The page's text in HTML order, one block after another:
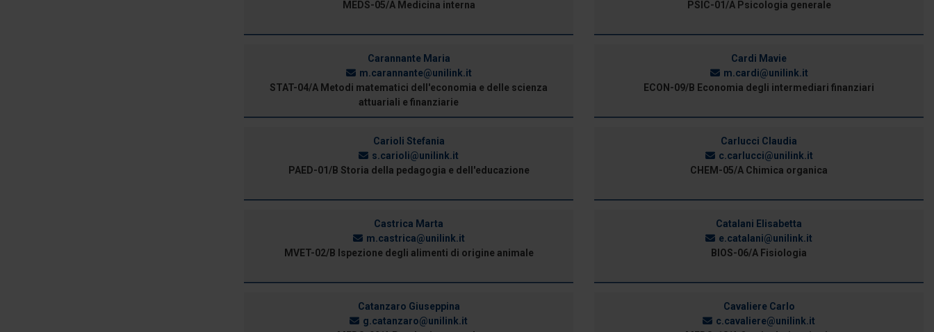
MEDS-05/A Medicina interna
PSIC-01/A Psicologia generale
Carannante Maria
m.carannante@unilink.it
STAT-04/A Metodi matematici dell'economia e delle scienza
attuariali e finanziarie
Cardi Mavie
m.cardi@unilink.it
ECON-09/B Economia degli intermediari finanziari
Carioli Stefania
s.carioli@unilink.it
PAED-01/B Storia della pedagogia e dell'educazione
Carlucci Claudia
c.carlucci@unilink.it
CHEM-05/A Chimica organica
Castrica Marta
m.castrica@unilink.it
MVET-02/B Ispezione degli alimenti di origine animale
Catalani Elisabetta
e.catalani@unilink.it
BIOS-06/A Fisiologia
Catanzaro Giuseppina
g.catanzaro@unilink.it
Cavaliere Carlo
c.cavaliere@unilink.it